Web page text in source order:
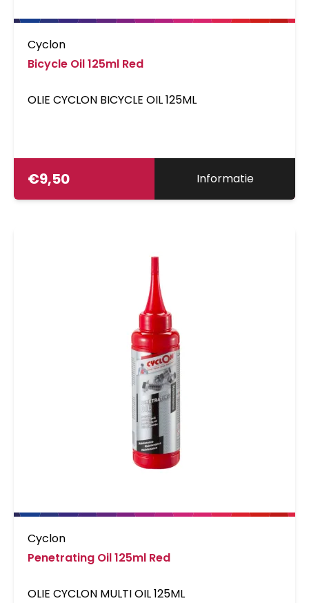
Cyclon
Bicycle Oil 125ml Red
OLIE CYCLON BICYCLE OIL 125ML
€9,50 Informatie
Cyclon
Penetrating Oil 125ml Red
OLIE CYCLON MULTI OIL 125ML